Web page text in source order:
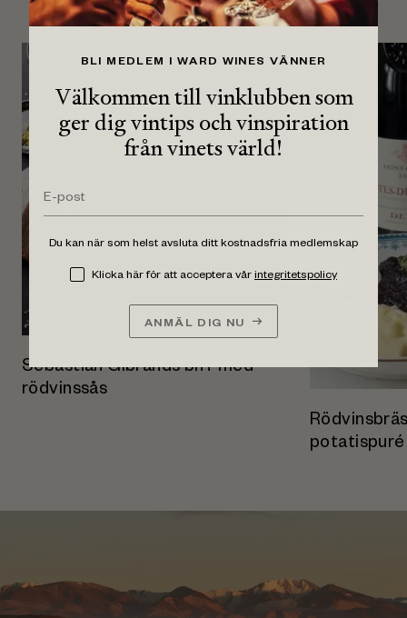
BLI MEDLEM I WARD WINES VÄNNER
Välkommen till vinklubben som
ger dig vintips och vinspiration
från vinets värld!
Du kan när som helst avsluta ditt kostnadsfria medlemskap
Klicka här för att acceptera vår integritetspolicy
ANMÄL DIG NU
Sebastian Gibrands biff med
rödvinssås
potatispuré